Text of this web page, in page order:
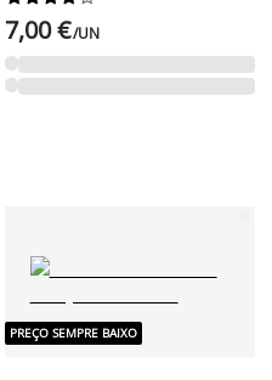
7,00 €/UN
PREÇO SEMPRE BAIXO